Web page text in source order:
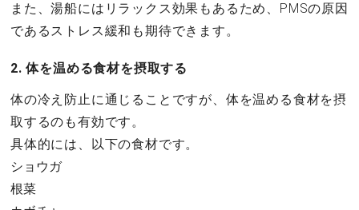
また、湯船にはリラックス効果もあるため、PMSの原因
であるストレス緩和も期待できます。
2. 体を温める食材を摂取する
体の冷え防止に通じることですが、体を温める食材を摂
取するのも有効です。
具体的には、以下の食材です。
ショウガ
根菜